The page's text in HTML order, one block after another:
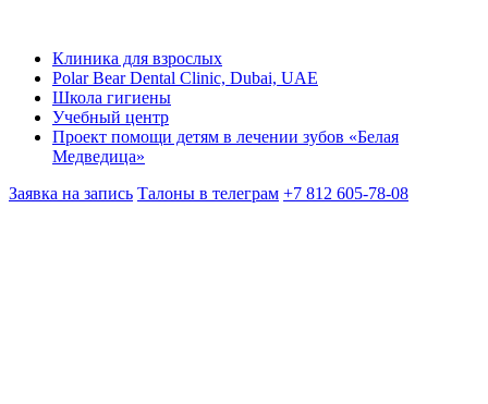
Клиника для взрослых
Polar Bear Dental Clinic, Dubai, UAE
Школа гигиены
Учебный центр
Проект помощи детям в лечении зубов «Белая
Медведица»
Заявка на запись Талоны в телеграм +7 812 605-78-08